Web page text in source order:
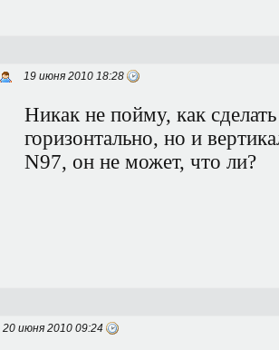
19 июня 2010 18:28
Никак не пойму, как
горизонтально, но и
N97, он не может, что ли?
20 июня 2010 09:24